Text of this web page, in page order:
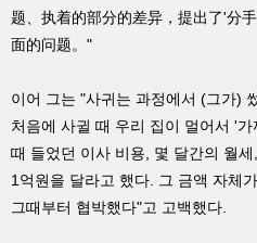
题、执着的部分的差异，提出了'分
面的问题。"
이어 그는 "사귀는 과정에서 (그가)
처음에 사귈 때 우리 집이 멀어서 '
때 들었던 이사 비용, 몇 달간의 월
1억원을 달라고 했다. 그 금액 자체
그때부터 협박했다"고 고백했다.